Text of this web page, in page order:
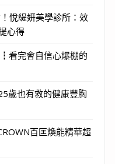
悅緹妍美學診所：效
心得
看完會自信心爆棚的
歲也有救的健康豐胸
百匡煥能精華超